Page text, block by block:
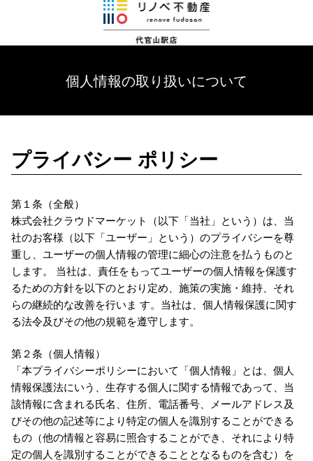
個人情報の取り扱いについて
プライバシー ポリシー
第１条（全般）
株式会社クラウドマーケット（以下「当社」という）は、当
社のお客様（以下「ユーザー」という）のプライバシーを尊
重し、ユーザーの個人情報の管理に細心の注意を払うものと
します。 当社は、責任をもってユーザーの個人情報を保護す
るための方針を以下のとおり定め、施策の実施・維持、それ
らの継続的な改善を行いま す。当社は、個人情報保護に関す
る法令及びその他の規範を遵守します。
第２条（個人情報）
「本プライバシーポリシーにおいて「個人情報」とは、個人
情報保護法にいう、生存する個人に関する情報であって、当
該情報に含まれる氏名、住所、電話番号、メールアドレス及
びその他の記述等により特定の個人を識別することができる
もの（他の情報と容易に照合することができ、それにより特
定の個人を識別することができることとなるものを含む）を